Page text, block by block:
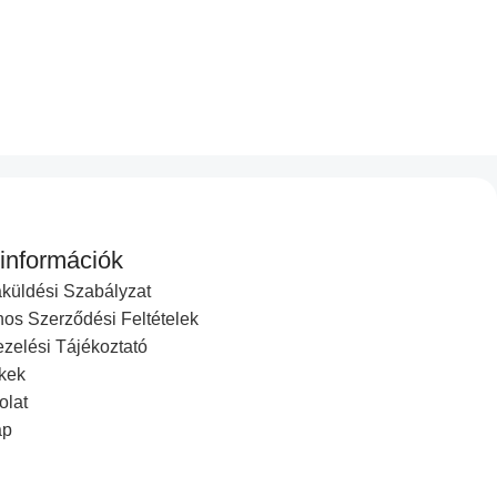
felhőhöz. A Microsoft ezt az alkalmazkodást”hibrid
a teljes biztonsági mentés létrehozása és
Szabályzat
Szerződési Feltételek
Tájékoztató